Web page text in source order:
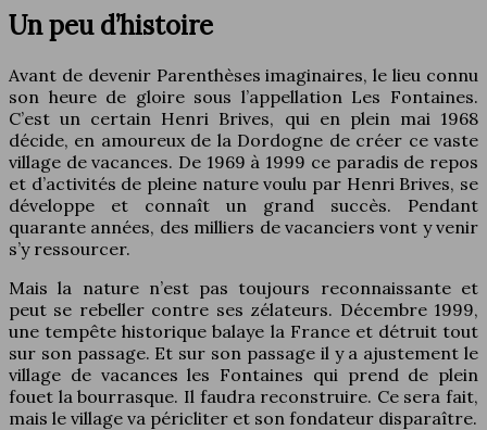
Un peu d’histoire
Avant de devenir Parenthèses imaginaires, le lieu connu
son heure de gloire sous l’appellation Les Fontaines.
C’est un certain Henri Brives, qui en plein mai 1968
décide, en amoureux de la Dordogne de créer ce vaste
village de vacances. De 1969 à 1999 ce paradis de repos
et d’activités de pleine nature voulu par Henri Brives, se
développe et connaît un grand succès. Pendant
quarante années, des milliers de vacanciers vont y venir
s’y ressourcer.
Mais la nature n’est pas toujours reconnaissante et
peut se rebeller contre ses zélateurs. Décembre 1999,
une tempête historique balaye la France et détruit tout
sur son passage. Et sur son passage il y a ajustement le
village de vacances les Fontaines qui prend de plein
fouet la bourrasque. Il faudra reconstruire. Ce sera fait,
mais le village va péricliter et son fondateur disparaître.